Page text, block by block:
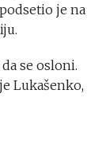
je na
se osloni.
Lukašenko,